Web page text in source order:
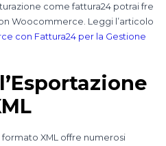
come fattura24 potrai fre
Woocommerce. Leggi l’articolo
con Fattura24 per la Gestione
XML offre numerosi